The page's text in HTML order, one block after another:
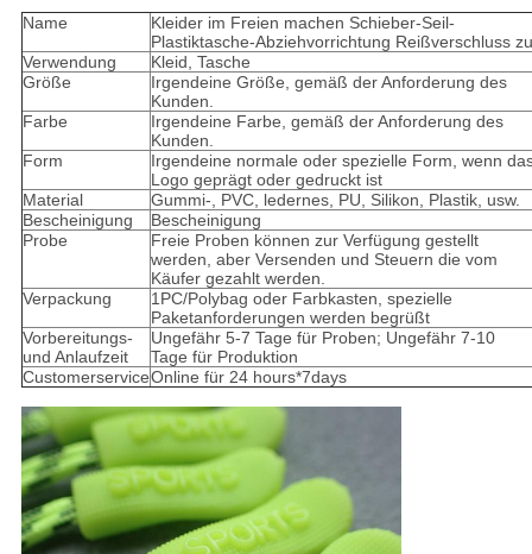
Name
Kleider im Freien machen Schieber-Seil-
Plastiktasche-Abziehvorrichtung Reißverschluss zu
Verwendung
Kleid, Tasche
Größe
Irgendeine Größe, gemäß der Anforderung des
Kunden.
Farbe
Irgendeine Farbe, gemäß der Anforderung des
Kunden.
Form
Irgendeine normale oder spezielle Form, wenn
Logo geprägt oder gedruckt ist
Material
Gummi-, PVC, ledernes, PU, Silikon, Plastik, usw.
Bescheinigung
Bescheinigung
Probe
Freie Proben können zur Verfügung gestellt
werden, aber Versenden und Steuern die vom
Käufer gezahlt werden.
Verpackung
1PC/Polybag oder Farbkasten, spezielle
Paketanforderungen werden begrüßt
Vorbereitungs-
und Anlaufzeit
Ungefähr 5-7 Tage für Proben; Ungefähr 7-10
Tage für Produktion
CustomerserviceOnline für 24 hours*7days